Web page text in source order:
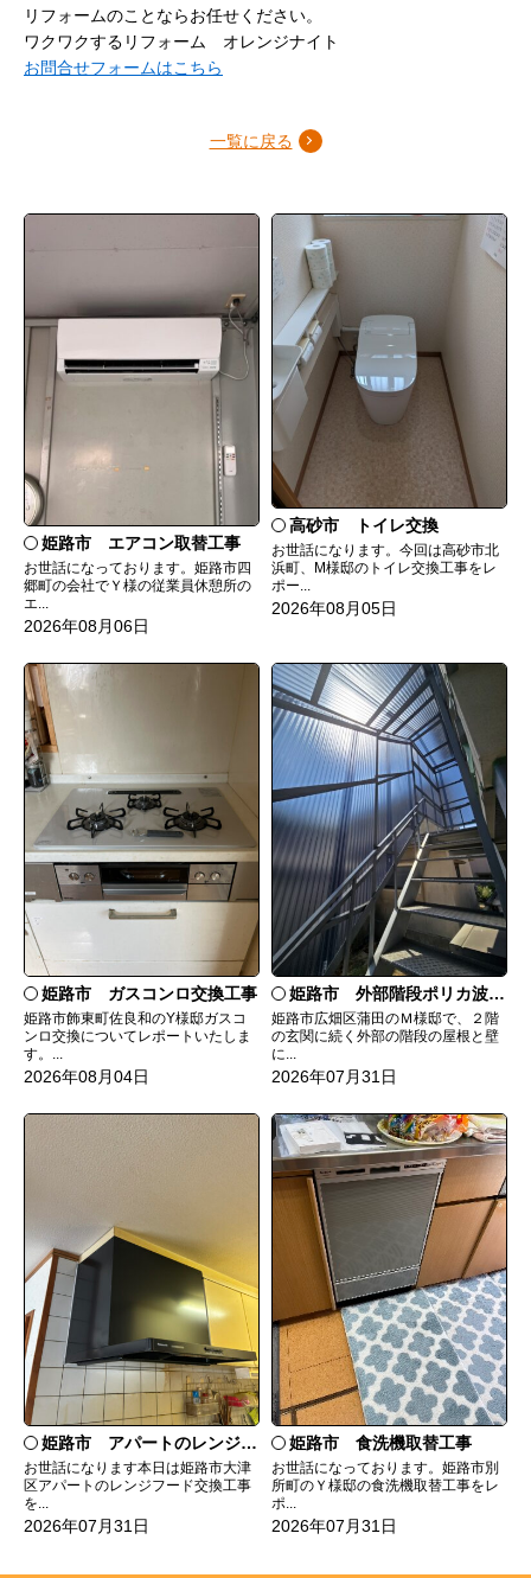
リフォームのことならお任せください。
ワクワクするリフォーム オレンジナイト
お問合せフォームはこちら
一覧に戻る
姫路市 エアコン取替工事
お世話になっております。姫路市四
郷町の会社でＹ様の従業員休憩所の
エ...
2026年08月06日
高砂市 トイレ交換
お世話になります。今回は高砂市北
浜町、M様邸のトイレ交換工事をレ
ポー...
2026年08月05日
姫路市 ガスコンロ交換工事
姫路市飾東町佐良和のY様邸ガスコ
ンロ交換についてレポートいたしま
す。...
2026年08月04日
姫路市 外部階段ポリカ波板張替工事
姫路市広畑区蒲田のＭ様邸で、２階
の玄関に続く外部の階段の屋根と壁
に...
2026年07月31日
姫路市 アパートのレンジフード交換
お世話になります本日は姫路市大津
区アパートのレンジフード交換工事
を...
2026年07月31日
姫路市 食洗機取替工事
お世話になっております。姫路市別
所町のＹ様邸の食洗機取替工事をレ
ポ...
2026年07月31日